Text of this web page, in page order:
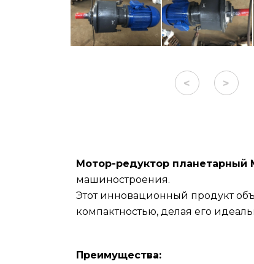
< >
Мотор-редуктор планетарный
машиностроения.
Этот инновационный продукт
компактностью, делая его
Преимущества: